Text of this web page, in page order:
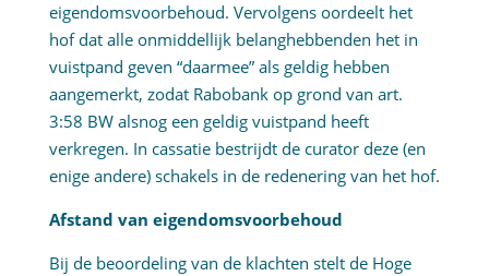
eigendomsvoorbehoud. Vervolgens oordeelt het
hof dat alle onmiddellijk belanghebbenden het in
vuistpand geven “daarmee” als geldig hebben
aangemerkt, zodat Rabobank op grond van art.
3:58 BW alsnog een geldig vuistpand heeft
verkregen. In cassatie bestrijdt de curator deze (en
enige andere) schakels in de redenering van het hof.
Afstand van eigendomsvoorbehoud
Bij de beoordeling van de klachten stelt de Hoge